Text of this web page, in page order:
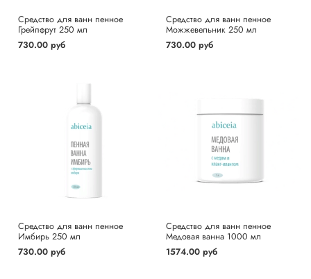
Средство для ванн пенное
Грейпфрут 250 мл
730.00 руб
Средство для ванн пенное
Можжевельник 250 мл
730.00 руб
Средство для ванн пенное
Имбирь 250 мл
730.00 руб
Средство для ванн пенное
Медовая ванна 1000 мл
1574.00 руб